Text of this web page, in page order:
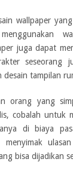
wallpaper
juga dapat
seseorang
desain tampilan
orang yang
cobalah untuk
di biaya
bisa dijadikan